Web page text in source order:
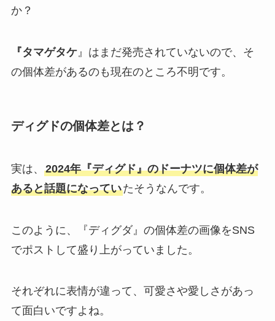
か？
『タマゲタケ』はまだ発売されていないので、そ
の個体差があるのも現在のところ不明です。
ディグドの個体差とは？
実は、 2024年『ディグド』のドーナツに個体差が
あると話題になっていたそうなんです。
このように、『ディグダ』の個体差の画像をSNS
でポストして盛り上がっていました。
それぞれに表情が違って、可愛さや愛しさがあっ
て面白いですよね。